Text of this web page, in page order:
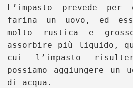
L’impasto prevede
farina un uovo, ed
molto rustica e
assorbire più liquido,
cui l’impasto
possiamo aggiungere un
di acqua.